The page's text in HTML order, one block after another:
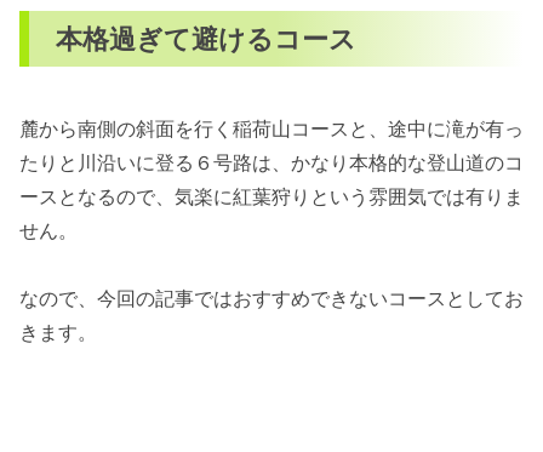
本格過ぎて避けるコース
麓から南側の斜面を行く稲荷山コースと、途中に滝が有っ
たりと川沿いに登る６号路は、かなり本格的な登山道のコ
ースとなるので、気楽に紅葉狩りという雰囲気では有りま
せん。
なので、今回の記事ではおすすめできないコースとしてお
きます。